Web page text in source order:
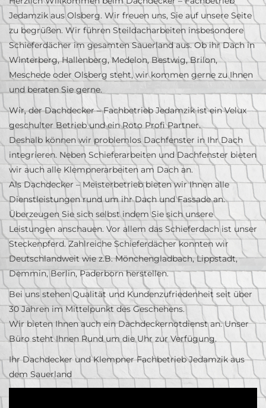
Jedamzik aus Olsberg. Wir freuen uns, Sie auf unsere Seite
zu begrüßen. Wir führen Steildacharbeiten insbesondere
Schieferdächer im gesamten Sauerland aus. Ob ihr Dach in
Winterberg, Hallenberg, Medelon, Bestwig, Brilon,
Meschede oder Olsberg steht, wir kommen gerne zu Ihnen
und beraten Sie gerne.
Wir, der Dachdecker – Fachbetrieb Jedamzik ist ein Velux
geschulter Betrieb und ein Roto Profi Partner.
Deshalb können wir problemlos Dachfenster in Ihr Dach
integrieren. Neben Schieferarbeiten und Dachfenster bieten
wir auch alle Klempnerarbeiten am Dach an.
Als Dachdecker – Meisterbetrieb bieten wir Ihnen alle
Dienstleistungen rund um ihr Dach und Fassade an.
Überzeugen Sie sich selbst indem Sie sich unsere
Leistungen anschauen. Vor allem das Schieferdach ist unser
Steckenpferd. Zahlreiche Schieferdächer konnten wir
Deutschlandweit wie z.B. Mönchengladbach, Lippstadt,
Demmin, Berlin, Paderborn herstellen.
Bei uns stehen Qualität und Kundenzufriedenheit seit über
30 Jahren im Mittelpunkt des Geschehens.
Wir bieten Ihnen auch ein Dachdeckernotdienst an. Unser
Büro steht Ihnen Rund um die Uhr zur Verfügung.
Ihr Dachdecker und Klempner Fachbetrieb Jedamzik aus
dem Sauerland